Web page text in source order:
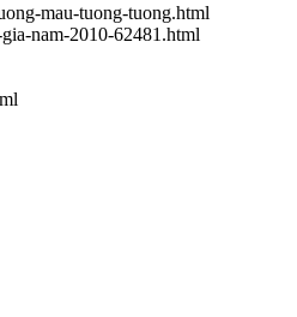
mau-tuong-tuong.html
nam-2010-62481.html